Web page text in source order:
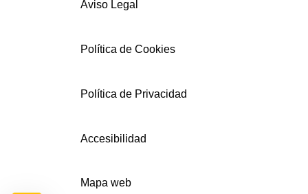
Aviso Legal
Política de Cookies
Política de Privacidad
Accesibilidad
Mapa web